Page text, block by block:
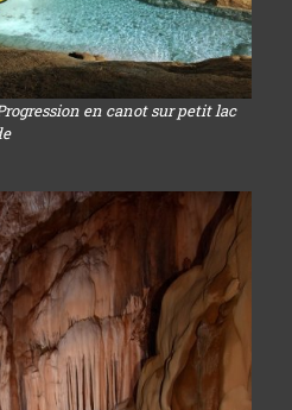
en canot sur petit lac